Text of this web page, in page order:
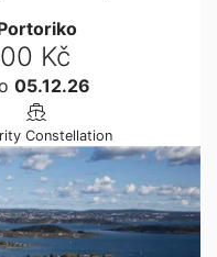
Kč
05.12.26
Constellation